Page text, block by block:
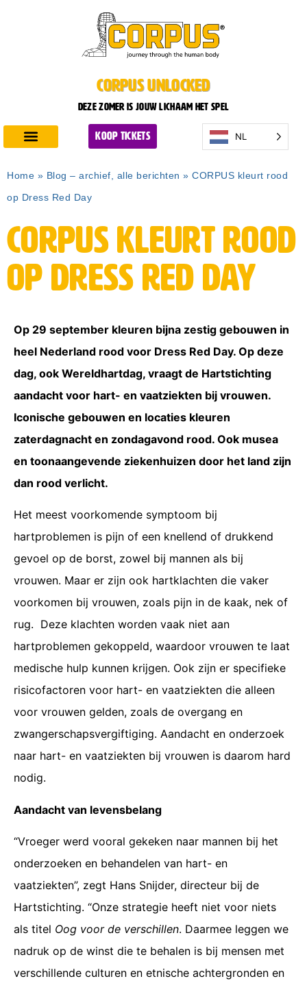
CORPUS UNLOCKED
Deze zomer is jouw lichaam het spel
KOOP TICKETS NL
Home » Blog – archief, alle berichten » CORPUS kleurt rood
op Dress Red Day
CORPUS kleurt rood
op Dress Red Day
Op 29 september kleuren bijna zestig gebouwen in
heel Nederland rood voor Dress Red Day. Op deze
dag, ook Wereldhartdag, vraagt de Hartstichting
aandacht voor hart- en vaatziekten bij vrouwen.
Iconische gebouwen en locaties kleuren
zaterdagnacht en zondagavond rood. Ook musea
en toonaangevende ziekenhuizen door het land zijn
dan rood verlicht.
Het meest voorkomende symptoom bij
hartproblemen is pijn of een knellend of drukkend
gevoel op de borst, zowel bij mannen als bij
vrouwen. Maar er zijn ook hartklachten die vaker
voorkomen bij vrouwen, zoals pijn in de kaak, nek of
rug. Deze klachten worden vaak niet aan
hartproblemen gekoppeld, waardoor vrouwen te laat
medische hulp kunnen krijgen. Ook zijn er specifieke
risicofactoren voor hart- en vaatziekten die alleen
voor vrouwen gelden, zoals de overgang en
zwangerschapsvergiftiging. Aandacht en onderzoek
naar hart- en vaatziekten bij vrouwen is daarom hard
nodig.
Aandacht van levensbelang
“Vroeger werd vooral gekeken naar mannen bij het
onderzoeken en behandelen van hart- en
vaatziekten”, zegt Hans Snijder, directeur bij de
Hartstichting. “Onze strategie heeft niet voor niets
als titel Oog voor de verschillen. Daarmee leggen we
nadruk op de winst die te behalen is bij mensen met
verschillende culturen en etnische achtergronden en